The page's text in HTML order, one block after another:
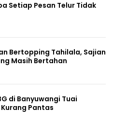
Setiap Pesan Telur Tidak
Bertopping Tahilala, Sajian
Masih Bertahan
di Banyuwangi Tuai
Kurang Pantas